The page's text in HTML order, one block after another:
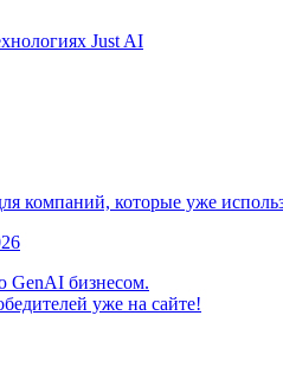
Just AI
компаний, которые уже
бизнесом.
уже на сайте!